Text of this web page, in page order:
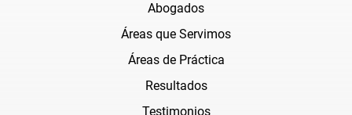
Abogados
Áreas que Servimos
Áreas de Práctica
Resultados
Testimonios